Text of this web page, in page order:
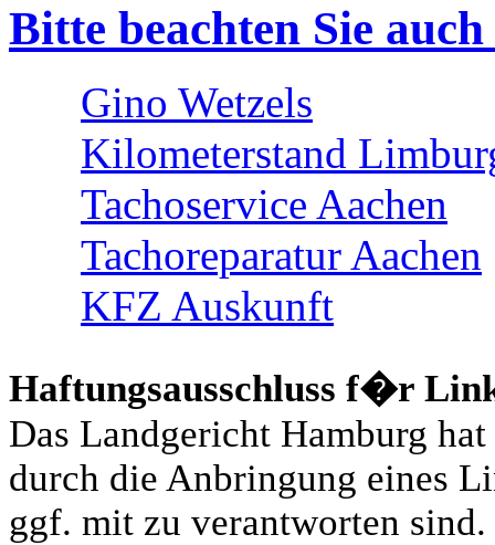
Bitte beachten Sie
Gino Wetzels
Kilometerstand
Tachoservice Aachen
Tachoreparatur Aachen
KFZ Auskunft
Haftungsausschluss f�r
Das Landgericht Hamburg
durch die Anbringung eines
ggf. mit zu verantworten